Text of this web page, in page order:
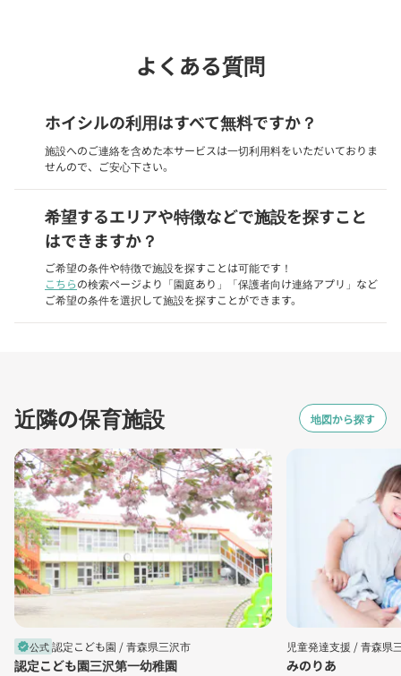
よくある質問
ホイシルの利用はすべて無料ですか？
施設へのご連絡を含めた本サービスは一切利用料をいただいておりま
せんので、ご安心下さい。
希望するエリアや特徴などで施設を探すこと
はできますか？
ご希望の条件や特徴で施設を探すことは可能です！
こちらの検索ページより「園庭あり」「保護者向け連絡アプリ」など
ご希望の条件を選択して施設を探すことができます。
近隣の保育施設 地図から探す
verified公式認定こども園 /青森県三沢市
認定こども園三沢第一幼稚園
児童発達支援 /青森県
みのりあ